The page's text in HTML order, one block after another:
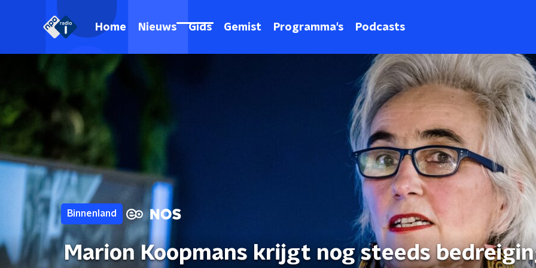
Home Nieuws Gids Gemist Programma's Podcasts
Binnenland
Marion Koopmans krijgt nog steeds